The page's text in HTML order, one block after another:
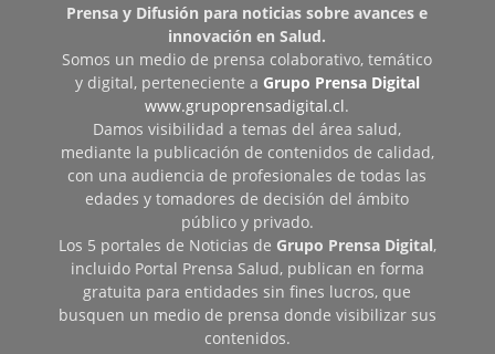
Prensa y Difusión para noticias sobre avances e
innovación en Salud.
Somos un medio de prensa colaborativo, temático
y digital, perteneciente a Grupo Prensa Digital
www.grupoprensadigital.cl.
Damos visibilidad a temas del área salud,
mediante la publicación de contenidos de calidad,
con una audiencia de profesionales de todas las
edades y tomadores de decisión del ámbito
público y privado.
Los 5 portales de Noticias de Grupo Prensa Digital,
incluido Portal Prensa Salud, publican en forma
gratuita para entidades sin fines lucros, que
busquen un medio de prensa donde visibilizar sus
contenidos.